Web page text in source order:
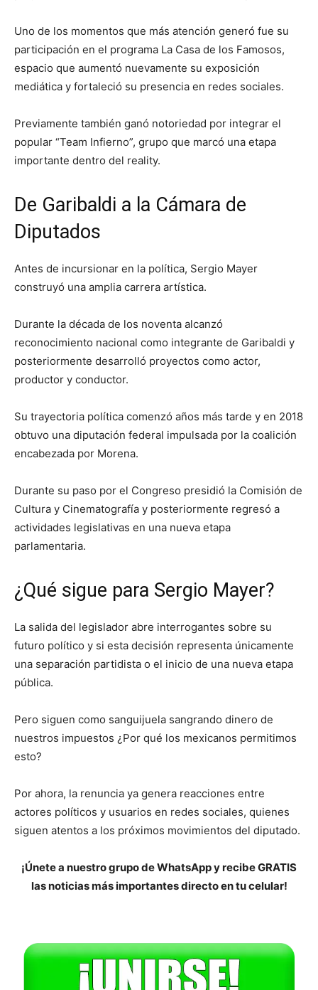
Uno de los momentos que más atención generó fue su
participación en el programa La Casa de los Famosos,
espacio que aumentó nuevamente su exposición
mediática y fortaleció su presencia en redes sociales.
Previamente también ganó notoriedad por integrar el
popular “Team Infierno”, grupo que marcó una etapa
importante dentro del reality.
De Garibaldi a la Cámara de
Diputados
Antes de incursionar en la política, Sergio Mayer
construyó una amplia carrera artística.
Durante la década de los noventa alcanzó
reconocimiento nacional como integrante de Garibaldi y
posteriormente desarrolló proyectos como actor,
productor y conductor.
Su trayectoria política comenzó años más tarde y en 2018
obtuvo una diputación federal impulsada por la coalición
encabezada por Morena.
Durante su paso por el Congreso presidió la Comisión de
Cultura y Cinematografía y posteriormente regresó a
actividades legislativas en una nueva etapa
parlamentaria.
¿Qué sigue para Sergio Mayer?
La salida del legislador abre interrogantes sobre su
futuro político y si esta decisión representa únicamente
una separación partidista o el inicio de una nueva etapa
pública.
Pero siguen como sanguijuela sangrando dinero de
nuestros impuestos ¿Por qué los mexicanos permitimos
esto?
Por ahora, la renuncia ya genera reacciones entre
actores políticos y usuarios en redes sociales, quienes
siguen atentos a los próximos movimientos del diputado.
¡Únete a nuestro grupo de WhatsApp y recibe GRATIS
las noticias más importantes directo en tu celular!